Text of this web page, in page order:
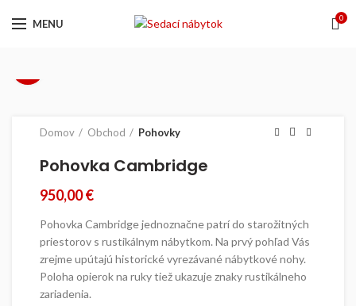
MENU 0
Domov Obchod Pohovky
Pohovka Cambridge
950,00€
Pohovka Cambridge jednoznačne patrí do starožitných
priestorov s rustikálnym nábytkom. Na prvý pohľad Vás
zrejme upútajú historické vyrezávané nábytkové nohy.
Poloha opierok na ruky tiež ukazuje znaky rustikálneho
zariadenia.